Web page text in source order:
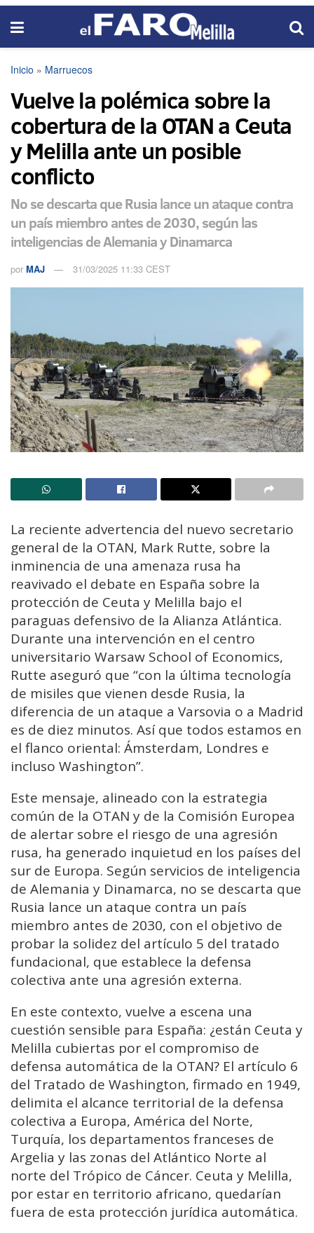
Inicio » Marruecos
Vuelve la polémica sobre la
cobertura de la OTAN a Ceuta
y Melilla ante un posible
conflicto
No se descarta que Rusia lance un ataque contra
un país miembro antes de 2030, según las
inteligencias de Alemania y Dinamarca
por MAJ 31/03/2025 11:33 CEST
La reciente advertencia del nuevo secretario
general de la OTAN, Mark Rutte, sobre la
inminencia de una amenaza rusa ha
reavivado el debate en España sobre la
protección de Ceuta y Melilla bajo el
paraguas defensivo de la Alianza Atlántica.
Durante una intervención en el centro
universitario Warsaw School of Economics,
Rutte aseguró que “con la última tecnología
de misiles que vienen desde Rusia, la
diferencia de un ataque a Varsovia o a Madrid
es de diez minutos. Así que todos estamos en
el flanco oriental: Ámsterdam, Londres e
incluso Washington”.
Este mensaje, alineado con la estrategia
común de la OTAN y de la Comisión Europea
de alertar sobre el riesgo de una agresión
rusa, ha generado inquietud en los países del
sur de Europa. Según servicios de inteligencia
de Alemania y Dinamarca, no se descarta que
Rusia lance un ataque contra un país
miembro antes de 2030, con el objetivo de
probar la solidez del artículo 5 del tratado
fundacional, que establece la defensa
colectiva ante una agresión externa.
En este contexto, vuelve a escena una
cuestión sensible para España: ¿están Ceuta y
Melilla cubiertas por el compromiso de
defensa automática de la OTAN? El artículo 6
del Tratado de Washington, firmado en 1949,
delimita el alcance territorial de la defensa
colectiva a Europa, América del Norte,
Turquía, los departamentos franceses de
Argelia y las zonas del Atlántico Norte al
norte del Trópico de Cáncer. Ceuta y Melilla,
por estar en territorio africano, quedarían
fuera de esta protección jurídica automática.